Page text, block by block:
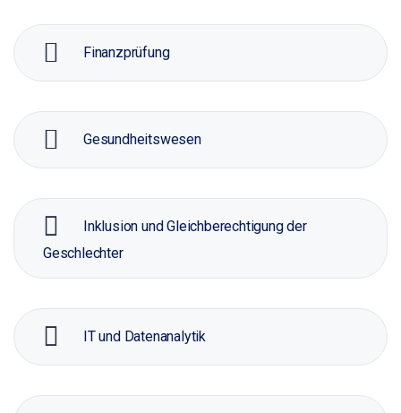
Finanzprüfung
Gesundheitswesen
Inklusion und Gleichberechtigung der
Geschlechter
IT und Datenanalytik